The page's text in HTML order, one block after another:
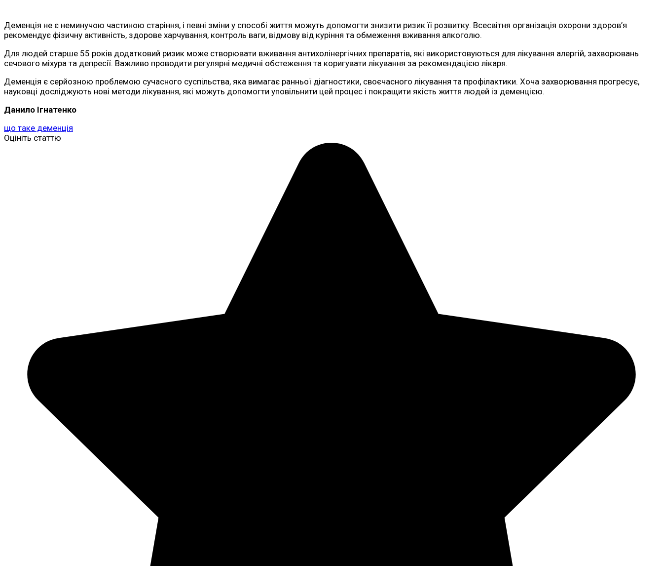
Деменція не є неминучою частиною старіння, і певні зміни у способі життя можуть допомогти знизити ризик її розвитку. Всесвітня організація охорони здоров’я
рекомендує фізичну активність, здорове харчування, контроль ваги, відмову від куріння та обмеження вживання алкоголю.
Для людей старше 55 років додатковий ризик може створювати вживання антихолінергічних препаратів, які використовуються для лікування алергій, захворювань
сечового міхура та депресії. Важливо проводити регулярні медичні обстеження та коригувати лікування за рекомендацією лікаря.
Деменція є серйозною проблемою сучасного суспільства, яка вимагає ранньої діагностики, своєчасного лікування та профілактики. Хоча захворювання прогресує,
науковці досліджують нові методи лікування, які можуть допомогти уповільнити цей процес і покращити якість життя людей із деменцією.
Данило Ігнатенко
що таке деменція
Оцініть статтю